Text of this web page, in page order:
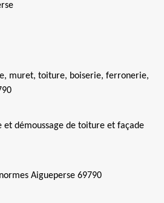
muret, toiture, boiserie, ferronerie,
et démoussage de toiture et façade
Aigueperse 69790